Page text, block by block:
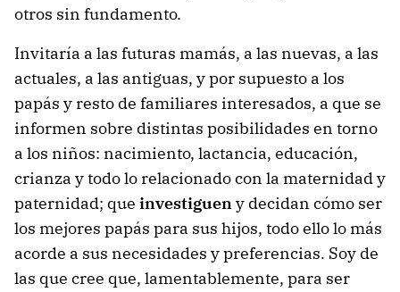
otros sin fundamento.
Invitaría a las futuras mamás, a las nuevas, a las
actuales, a las antiguas, y por supuesto a los
papás y resto de familiares interesados, a que se
informen sobre distintas posibilidades en torno
a los niños: nacimiento, lactancia, educación,
crianza y todo lo relacionado con la maternidad y
paternidad; que investigueny decidan cómo ser
los mejores papás para sus hijos, todo ello lo más
acorde a sus necesidades y preferencias. Soy de
las que cree que, lamentablemente, para ser